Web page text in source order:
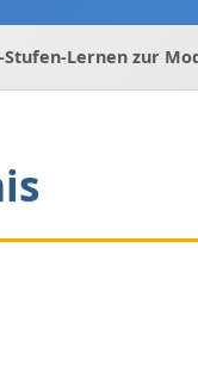
Stufen-Lernen zur